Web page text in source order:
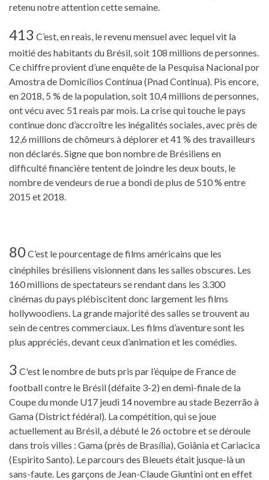
retenu notre attention cette semaine.
413 C’est, en reais, le revenu mensuel avec lequel vit la
moitié des habitants du Brésil, soit 108 millions de personnes.
Ce chiffre provient d’une enquête de la Pesquisa Nacional por
Amostra de Domicílios Contínua (Pnad Continua). Pis encore,
en 2018, 5 % de la population, soit 10,4 millions de personnes,
ont vécu avec 51 reais par mois. La crise qui touche le pays
continue donc d’accroître les inégalités sociales, avec près de
12,6 millions de chômeurs à déplorer et 41 % des travailleurs
non déclarés. Signe que bon nombre de Brésiliens en
difficulté financière tentent de joindre les deux bouts, le
nombre de vendeurs de rue a bondi de plus de 510 % entre
2015 et 2018.
80C’est le pourcentage de films américains que les
cinéphiles brésiliens visionnent dans les salles obscures. Les
160 millions de spectateurs se rendant dans les 3.300
cinémas du pays plébiscitent donc largement les films
hollywoodiens. La grande majorité des salles se trouvent au
sein de centres commerciaux. Les films d’aventure sont les
plus appréciés, devant ceux d’animation et les comédies.
3 C'est le nombre de buts pris par l’équipe de France de
football contre le Brésil (défaite 3-2) en demi-finale de la
Coupe du monde U17 jeudi 14 novembre au stade Bezerrão à
Gama (District fédéral). La compétition, qui se joue
actuellement au Brésil, a débuté le 26 octobre et se déroule
dans trois villes : Gama (près de Brasília), Goiânia et Cariacica
(Espirito Santo). Le parcours des Bleuets était jusque-là un
sans-faute. Les garçons de Jean-Claude Giuntini ont en effet